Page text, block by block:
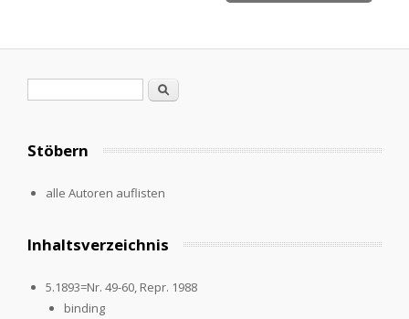
Suche
Stöbern
alle Autoren auflisten
Inhaltsverzeichnis
5.1893=Nr. 49-60, Repr. 1988
binding